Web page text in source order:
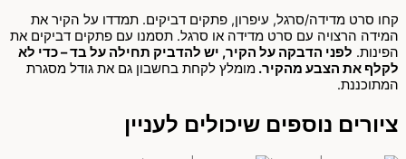
קחו סרט מדידה/סרגל, עיפרון, פתקים דביקים. תמדדו על הקיר את
המידה הרצויה עם סרט מדידה או סרגל. תסמנו עם פתקים דביקים את
הפינות. לפני הדבקה על הקיר, יש להדביק תחילה על בד – כדי לא
לקלף את הצבע מהקיר. מומלץ לקחת בחשבון גם את גודל מסגרת
המתוכננת.
ציורים נוספים שיכולים לעניין